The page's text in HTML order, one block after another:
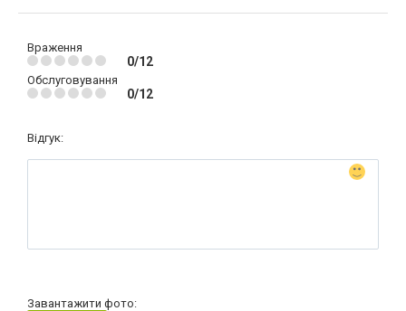
Враження
0/12
Обслуговування
0/12
Відгук:
Завантажити фото: